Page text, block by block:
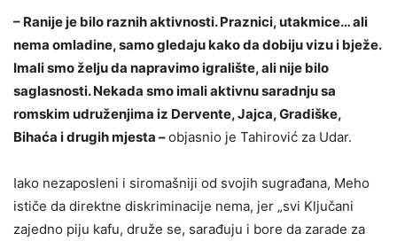
– Ranije je bilo raznih aktivnosti. Praznici, utakmice… ali
nema omladine, samo gledaju kako da dobiju vizu i bježe.
Imali smo želju da napravimo igralište, ali nije bilo
saglasnosti. Nekada smo imali aktivnu saradnju sa
romskim udruženjima iz Dervente, Jajca, Gradiške,
Bihaća i drugih mjesta –objasnio je Tahirović za Udar.
Iako nezaposleni i siromašniji od svojih sugrađana, Meho
ističe da direktne diskriminacije nema, jer „svi Ključani
zajedno piju kafu, druže se, sarađuju i bore da zarade za